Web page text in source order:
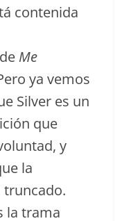
contenida
Me
ya vemos
Silver es un
que
y
la
truncado.
la trama